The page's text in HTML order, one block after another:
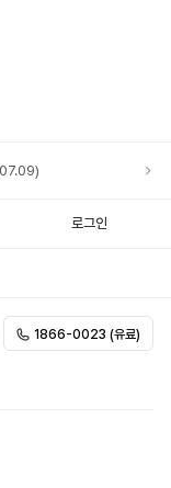
로그인
1866-0023 (유료)